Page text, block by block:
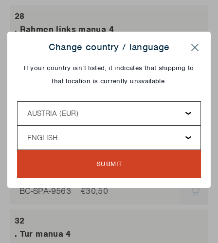
. Rahmen links manua 4
BC-SPA-9562 €25,25
BC-SPA-9563 €30,50
. Tur manua 4
Change country / language
If your country isn’t listed, it indicates that shipping to
that location is currently unavailable.
Country
Language
SUBMIT